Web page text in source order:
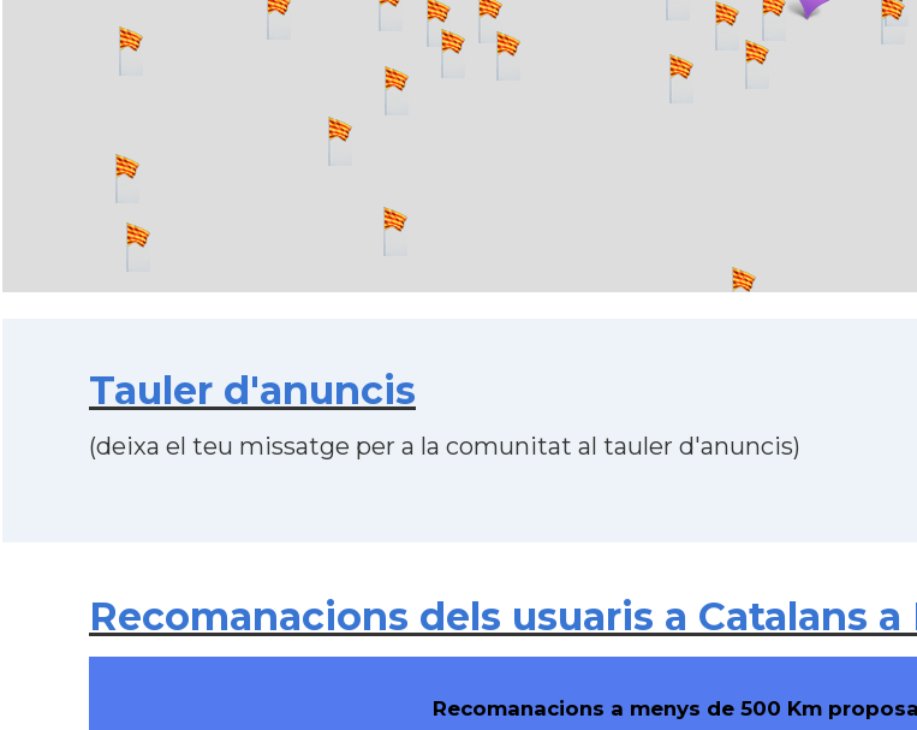
Tauler d'anuncis
(deixa el teu missatge per a la comunitat al tauler d'anuncis)
Recomanacions dels usuaris a Catalans
Recomanacions a menys de 500 Km